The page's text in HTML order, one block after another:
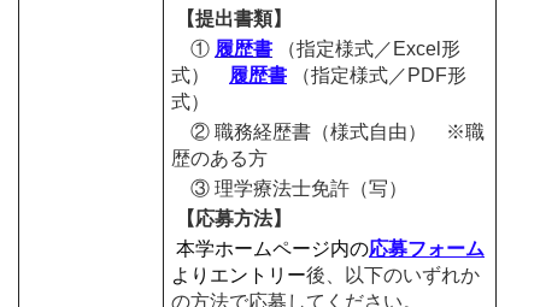
【提出書類】
① 履歴書 （指定様式／Excel形
式）
履歴書 （指定様式／PDF形
式）
② 職務経歴書（様式自由） ※職
歴のある方
③ 理学療法士免許（写）
【応募方法】
本学ホームページ内の応募フォーム
よりエントリー後、以下のいずれか
の方法で応募してください。